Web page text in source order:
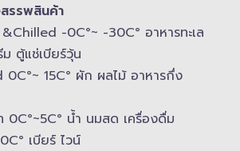
สรรพสินค้า
-​0C°~ -​30C° อาหารทะเล
ตู้แช่เบียร์วุ้น
15C° ผัก ผลไม้ อาหารกึ่ง
0C°~5C° น้ำ นมสด เครื่องดื่ม
เบียร์ ไวน์